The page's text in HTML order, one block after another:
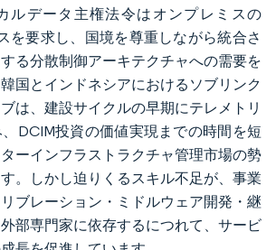
ルデータ主権法令はオンプレミスの
を要求し、国境を尊重しながら統合さ
る分散制御アーキテクチャへの需要を
国とインドネシアにおけるソブリンク
は、建設サイクルの早期にテレメトリ
DCIM投資の価値実現までの時間を短
ーインフラストラクチャ管理市場の勢
。しかし迫りくるスキル不足が、事業
ブレーション・ミドルウェア開発・継
部専門家に依存するにつれて、サービ